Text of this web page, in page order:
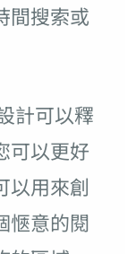
間搜索或
計可以釋
可以更好
以用來創
愜意的閱